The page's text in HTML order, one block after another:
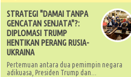
STRATEGI "DAMAI TANPA
GENCATAN SENJATA"?:
DIPLOMASI TRUMP
HENTIKAN PERANG RUSIA-
UKRAINA
Pertemuan antara dua pemimpin negara
adikuasa, Presiden Trump dan...